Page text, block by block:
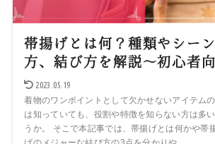
帯揚げとは何？種類やシー
方、結び方を解説～初心者
2023.05.19
着物のワンポイントとして欠かせないアイテム
は知っていても、役割や特徴を知らない方は多
うか。 そこで本記事では、帯揚げとは何かや帯